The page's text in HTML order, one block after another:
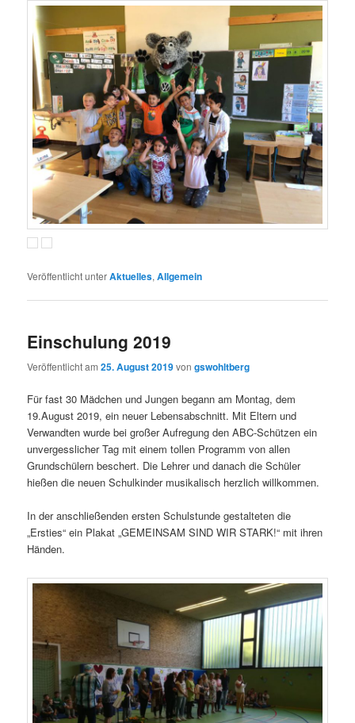
Veröffentlicht unterAktuelles,Allgemein
Einschulung 2019
Veröffentlicht am25. August 2019vongswohltberg
Für fast 30 Mädchen und Jungen begann am Montag, dem
19.August 2019, ein neuer Lebensabschnitt. Mit Eltern und
Verwandten wurde bei großer Aufregung den ABC-Schützen ein
unvergesslicher Tag mit einem tollen Programm von allen
Grundschülern beschert. Die Lehrer und danach die Schüler
hießen die neuen Schulkinder musikalisch herzlich willkommen.
In der anschließenden ersten Schulstunde gestalteten die
„Ersties“ ein Plakat „GEMEINSAM SIND WIR STARK!“ mit ihren
Händen.